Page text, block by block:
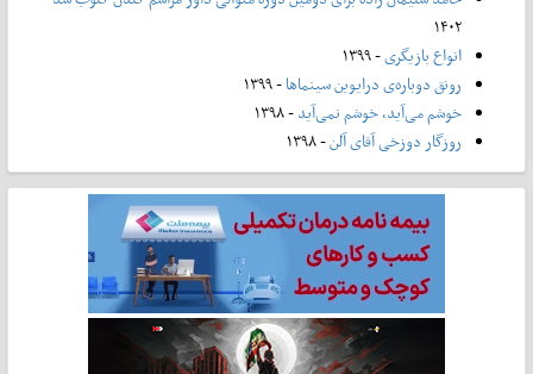
۱۴۰۲
انواع بازیگری- ۱۳۹۹
رونق دوباره‌ی درایوین سینماها- ۱۳۹۹
خوشم می‌آید، خوشم نمی‌آید- ۱۳۹۸
روزگار دوزخی آقای آلن- ۱۳۹۸